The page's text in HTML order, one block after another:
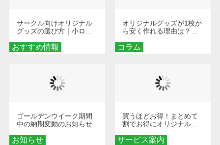
おすすめ情報
サークル向けオリジナル
グッズの選び方｜小ロッ
める秘訣
コラム
オリジナルグッズが1枚か
ら安く作れる理由は？オ
とメリットを解説
お知らせ
ゴールデンウイーク期間
中の納期変動のお知らせ
サービス案内
買うほどお得！まとめて
割でお得にオリジナルグ